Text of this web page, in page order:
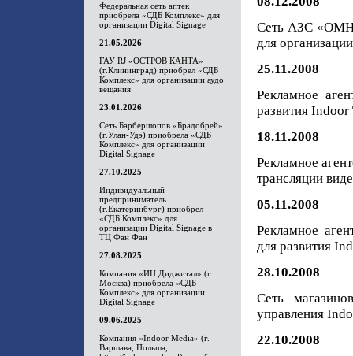
Федеральная сеть аптек
приобрела «СДБ Комплекс» для
организации Digital Signage
21.05.2026
ГАУ RJ «ОСТРОВ КАНТА»
(г.Клининград) приобрел «СДБ
Комплекс» для организации аудо
вещания
23.01.2026
Сеть Барбершопов «Брадобрей»
(г.Улан-Удэ) приобрела «СДБ
Комплекс» для организации
Digital Signage
27.10.2025
Индивидуальный
предприниматель
(г.Екатеринбург) приобрел
«СДБ Комплекс» для
организации Digital Signage в
ТЦ Фан Фан
27.08.2025
Компания «ИН Диджитал» (г.
Москва) приобрела «СДБ
Комплекс» для организации
Digital Signage
09.06.2025
Компания «Indoor Media» (г.
Варшава, Польша,
Сеть АЗС
для
25.11.2008
Рекламное
развития
18.11.2008
Рекламное
трансляции
05.11.2008
Рекламное
для развития
28.10.2008
Сеть
управления
22.10.2008